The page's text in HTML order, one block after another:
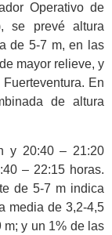
Operativo de
se prevé altura
de 5-7 m, en las
mayor relieve, y
En
de altura
y 20:40 – 21:20
– 22:15 horas.
de 5-7 m indica
media de 3,2-4,5
m; y un 1% de las